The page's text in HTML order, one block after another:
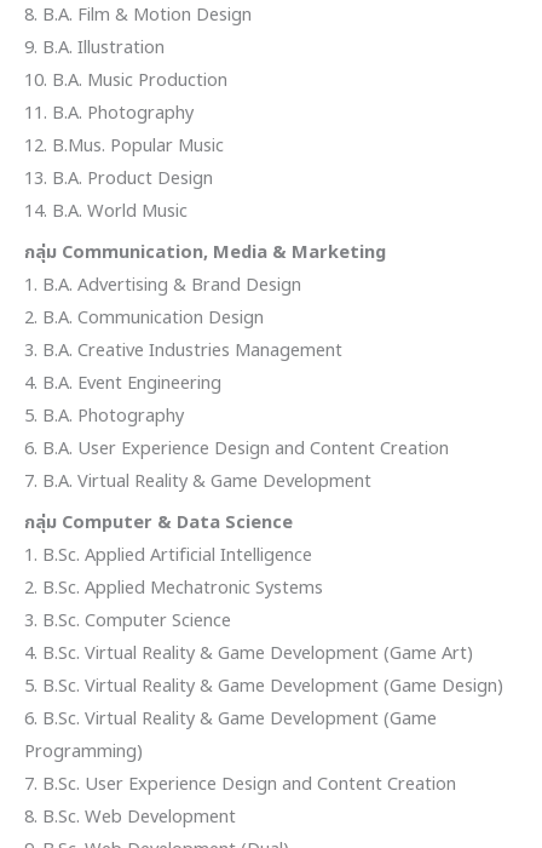
8. B.A. Film & Motion Design
9. B.A. Illustration
10. B.A. Music Production
11. B.A. Photography
12. B.Mus. Popular Music
13. B.A. Product Design
14. B.A. World Music
กลุ่ม Communication, Media & Marketing
1. B.A. Advertising & Brand Design
2. B.A. Communication Design
3. B.A. Creative Industries Management
4. B.A. Event Engineering
5. B.A. Photography
6. B.A. User Experience Design and Content Creation
7. B.A. Virtual Reality & Game Development
กลุ่ม Computer & Data Science
1. B.Sc. Applied Artificial Intelligence
2. B.Sc. Applied Mechatronic Systems
3. B.Sc. Computer Science
4. B.Sc. Virtual Reality & Game Development (Game Art)
5. B.Sc. Virtual Reality & Game Development (Game Design)
6. B.Sc. Virtual Reality & Game Development (Game
Programming)
7. B.Sc. User Experience Design and Content Creation
8. B.Sc. Web Development